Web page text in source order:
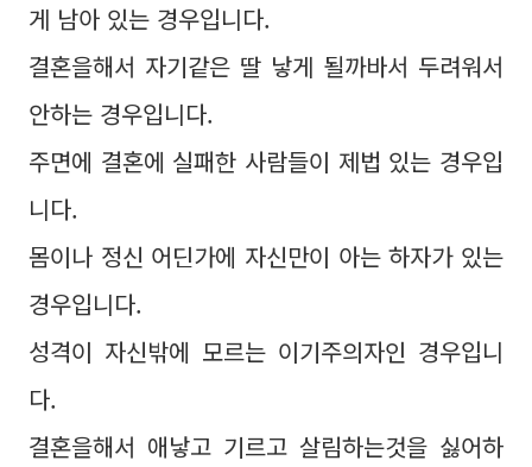
게 남아 있는 경우입니다.
결혼을해서 자기같은 딸 낳게 될까바서 두려워서
안하는 경우입니다.
주면에 결혼에 실패한 사람들이 제법 있는 경우입
니다.
몸이나 정신 어딘가에 자신만이 아는 하자가 있는
경우입니다.
성격이 자신밖에 모르는 이기주의자인 경우입니
다.
결혼을해서 애낳고 기르고 살림하는것을 싫어하